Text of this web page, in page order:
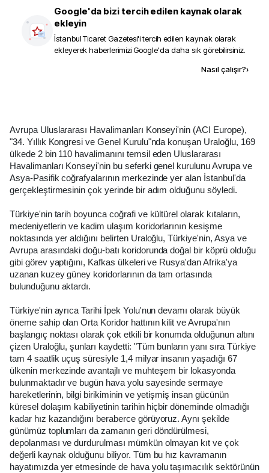
Google'da bizi tercih edilen kaynak olarak
ekleyin
İstanbul Ticaret Gazetesi'i tercih edilen kaynak olarak
ekleyerek haberlerimizi Google'da daha sık görebilirsiniz.
Nasıl çalışır?›
Avrupa Uluslararası Havalimanları Konseyi'nin (ACI Europe),
"34. Yıllık Kongresi ve Genel Kurulu"nda konuşan Uraloğlu, 169
ülkede 2 bin 110 havalimanını temsil eden Uluslararası
Havalimanları Konseyi'nin bu seferki genel kurulunu Avrupa ve
Asya-Pasifik coğrafyalarının merkezinde yer alan İstanbul'da
gerçekleştirmesinin çok yerinde bir adım olduğunu söyledi.
Türkiye'nin tarih boyunca coğrafi ve kültürel olarak kıtaların,
medeniyetlerin ve kadim ulaşım koridorlarının kesişme
noktasında yer aldığını belirten Uraloğlu, Türkiye'nin, Asya ve
Avrupa arasındaki doğu-batı koridorunda doğal bir köprü olduğu
gibi görev yaptığını, Kafkas ülkeleri ve Rusya'dan Afrika'ya
uzanan kuzey güney koridorlarının da tam ortasında
bulunduğunu aktardı.
Türkiye'nin ayrıca Tarihi İpek Yolu'nun devamı olarak büyük
öneme sahip olan Orta Koridor hattının kilit ve Avrupa'nın
başlangıç noktası olarak çok etkili bir konumda olduğunun altını
çizen Uraloğlu, şunları kaydetti: "Tüm bunların yanı sıra Türkiye
tam 4 saatlik uçuş süresiyle 1,4 milyar insanın yaşadığı 67
ülkenin merkezinde avantajlı ve muhteşem bir lokasyonda
bulunmaktadır ve bugün hava yolu sayesinde sermaye
hareketlerinin, bilgi birikiminin ve yetişmiş insan gücünün
küresel dolaşım kabiliyetinin tarihin hiçbir döneminde olmadığı
kadar hız kazandığını beraberce görüyoruz. Aynı şekilde
günümüz toplumları da zamanın geri döndürülmesi,
depolanması ve durdurulması mümkün olmayan kıt ve çok
değerli kaynak olduğunu biliyor. Tüm bu hız kavramanın
hayatımızda yer etmesinde de hava yolu taşımacılık sektörünün